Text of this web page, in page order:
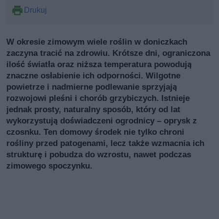
Drukuj
W okresie zimowym wiele roślin w doniczkach
zaczyna tracić na zdrowiu. Krótsze dni, ograniczona
ilość światła oraz niższa temperatura powodują
znaczne osłabienie ich odporności. Wilgotne
powietrze i nadmierne podlewanie sprzyjają
rozwojowi pleśni i chorób grzybiczych. Istnieje
jednak prosty, naturalny sposób, który od lat
wykorzystują doświadczeni ogrodnicy – oprysk z
czosnku. Ten domowy środek nie tylko chroni
rośliny przed patogenami, lecz także wzmacnia ich
strukturę i pobudza do wzrostu, nawet podczas
zimowego spoczynku.